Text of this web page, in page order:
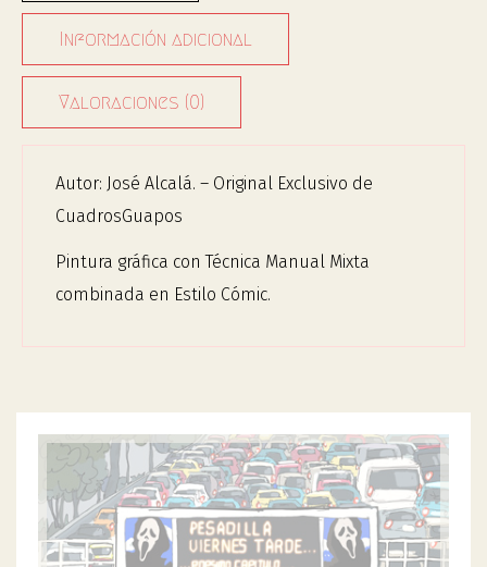
Información adicional
Valoraciones (0)
Autor: José Alcalá. – Original Exclusivo de
CuadrosGuapos
Pintura gráfica con Técnica Manual Mixta
combinada en Estilo Cómic.